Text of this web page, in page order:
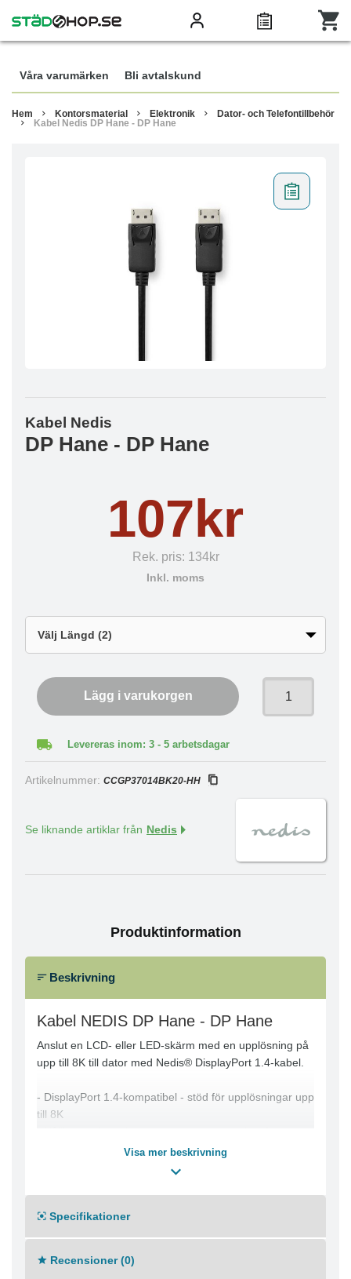
Våra varumärken Bli avtalskund
Hem Kontorsmaterial Elektronik
Dator- och Telefontillbehör
Kabel Nedis DP Hane - DP Hane
Kabel Nedis
DP Hane - DP Hane
107kr
Rek. pris: 134kr
Inkl. moms
Lägg i varukorgen
Levereras inom: 3 - 5 arbetsdagar
Artikelnummer: CCGP37014BK20-HH
Se liknande artiklar från Nedis
Produktinformation
Beskrivning
Kabel NEDIS DP Hane - DP Hane
Anslut en LCD- eller LED-skärm med en upplösning på
upp till 8K till dator med Nedis® DisplayPort 1.4-kabel.
- DisplayPort 1.4-kompatibel - stöd för upplösningar upp
till 8K
för intensiv användning
- Anslutning 2: DisplayPort hane
- Ledarmaterial: Förtent Koppar
- Max. upplösning: 8K
Visa mer beskrivning
Specifikationer
Recensioner (0)